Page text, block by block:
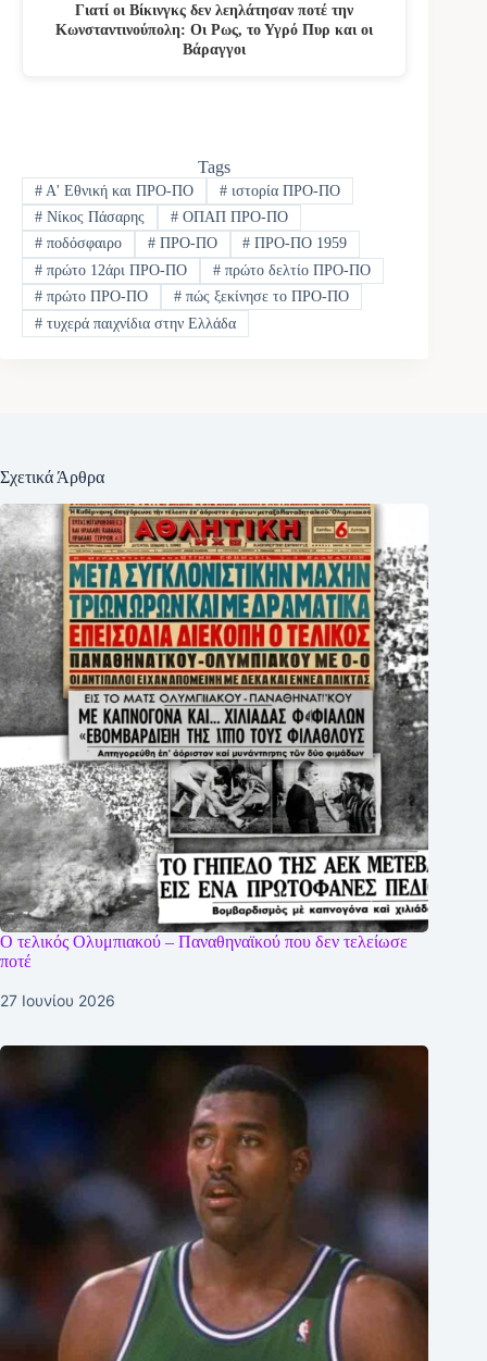
Γιατί οι Βίκινγκς δεν λεηλάτησαν ποτέ την
Κωνσταντινούπολη: Οι Ρως, το Υγρό Πυρ και οι
Βάραγγοι
Tags
#Α' Εθνική και ΠΡΟ-ΠΟ #ιστορία ΠΡΟ-ΠΟ
#Νίκος Πάσαρης #ΟΠΑΠ ΠΡΟ-ΠΟ
#ποδόσφαιρο #ΠΡΟ-ΠΟ # ΠΡΟ-ΠΟ 1959
#πρώτο 12άρι ΠΡΟ-ΠΟ #πρώτο δελτίο ΠΡΟ-ΠΟ
#πρώτο ΠΡΟ-ΠΟ #πώς ξεκίνησε το ΠΡΟ-ΠΟ
#τυχερά παιχνίδια στην Ελλάδα
Σχετικά Άρθρα
Ο τελικός Ολυμπιακού – Παναθηναϊκού που δεν τελείωσε
ποτέ
27 Ιουνίου 2026